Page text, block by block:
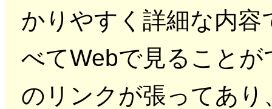
かりやすく詳細な内容
べてWebで見ること
のリンクが張ってあ